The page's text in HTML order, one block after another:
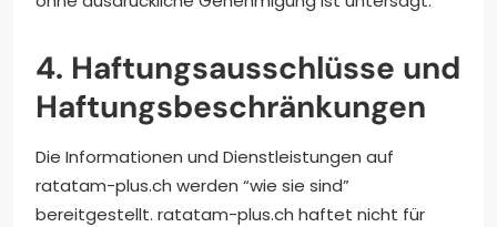
4. Haftungsausschlüsse und
Haftungsbeschränkungen
Die Informationen und Dienstleistungen auf
ratatam-plus.ch werden “wie sie sind”
bereitgestellt. ratatam-plus.ch haftet nicht für